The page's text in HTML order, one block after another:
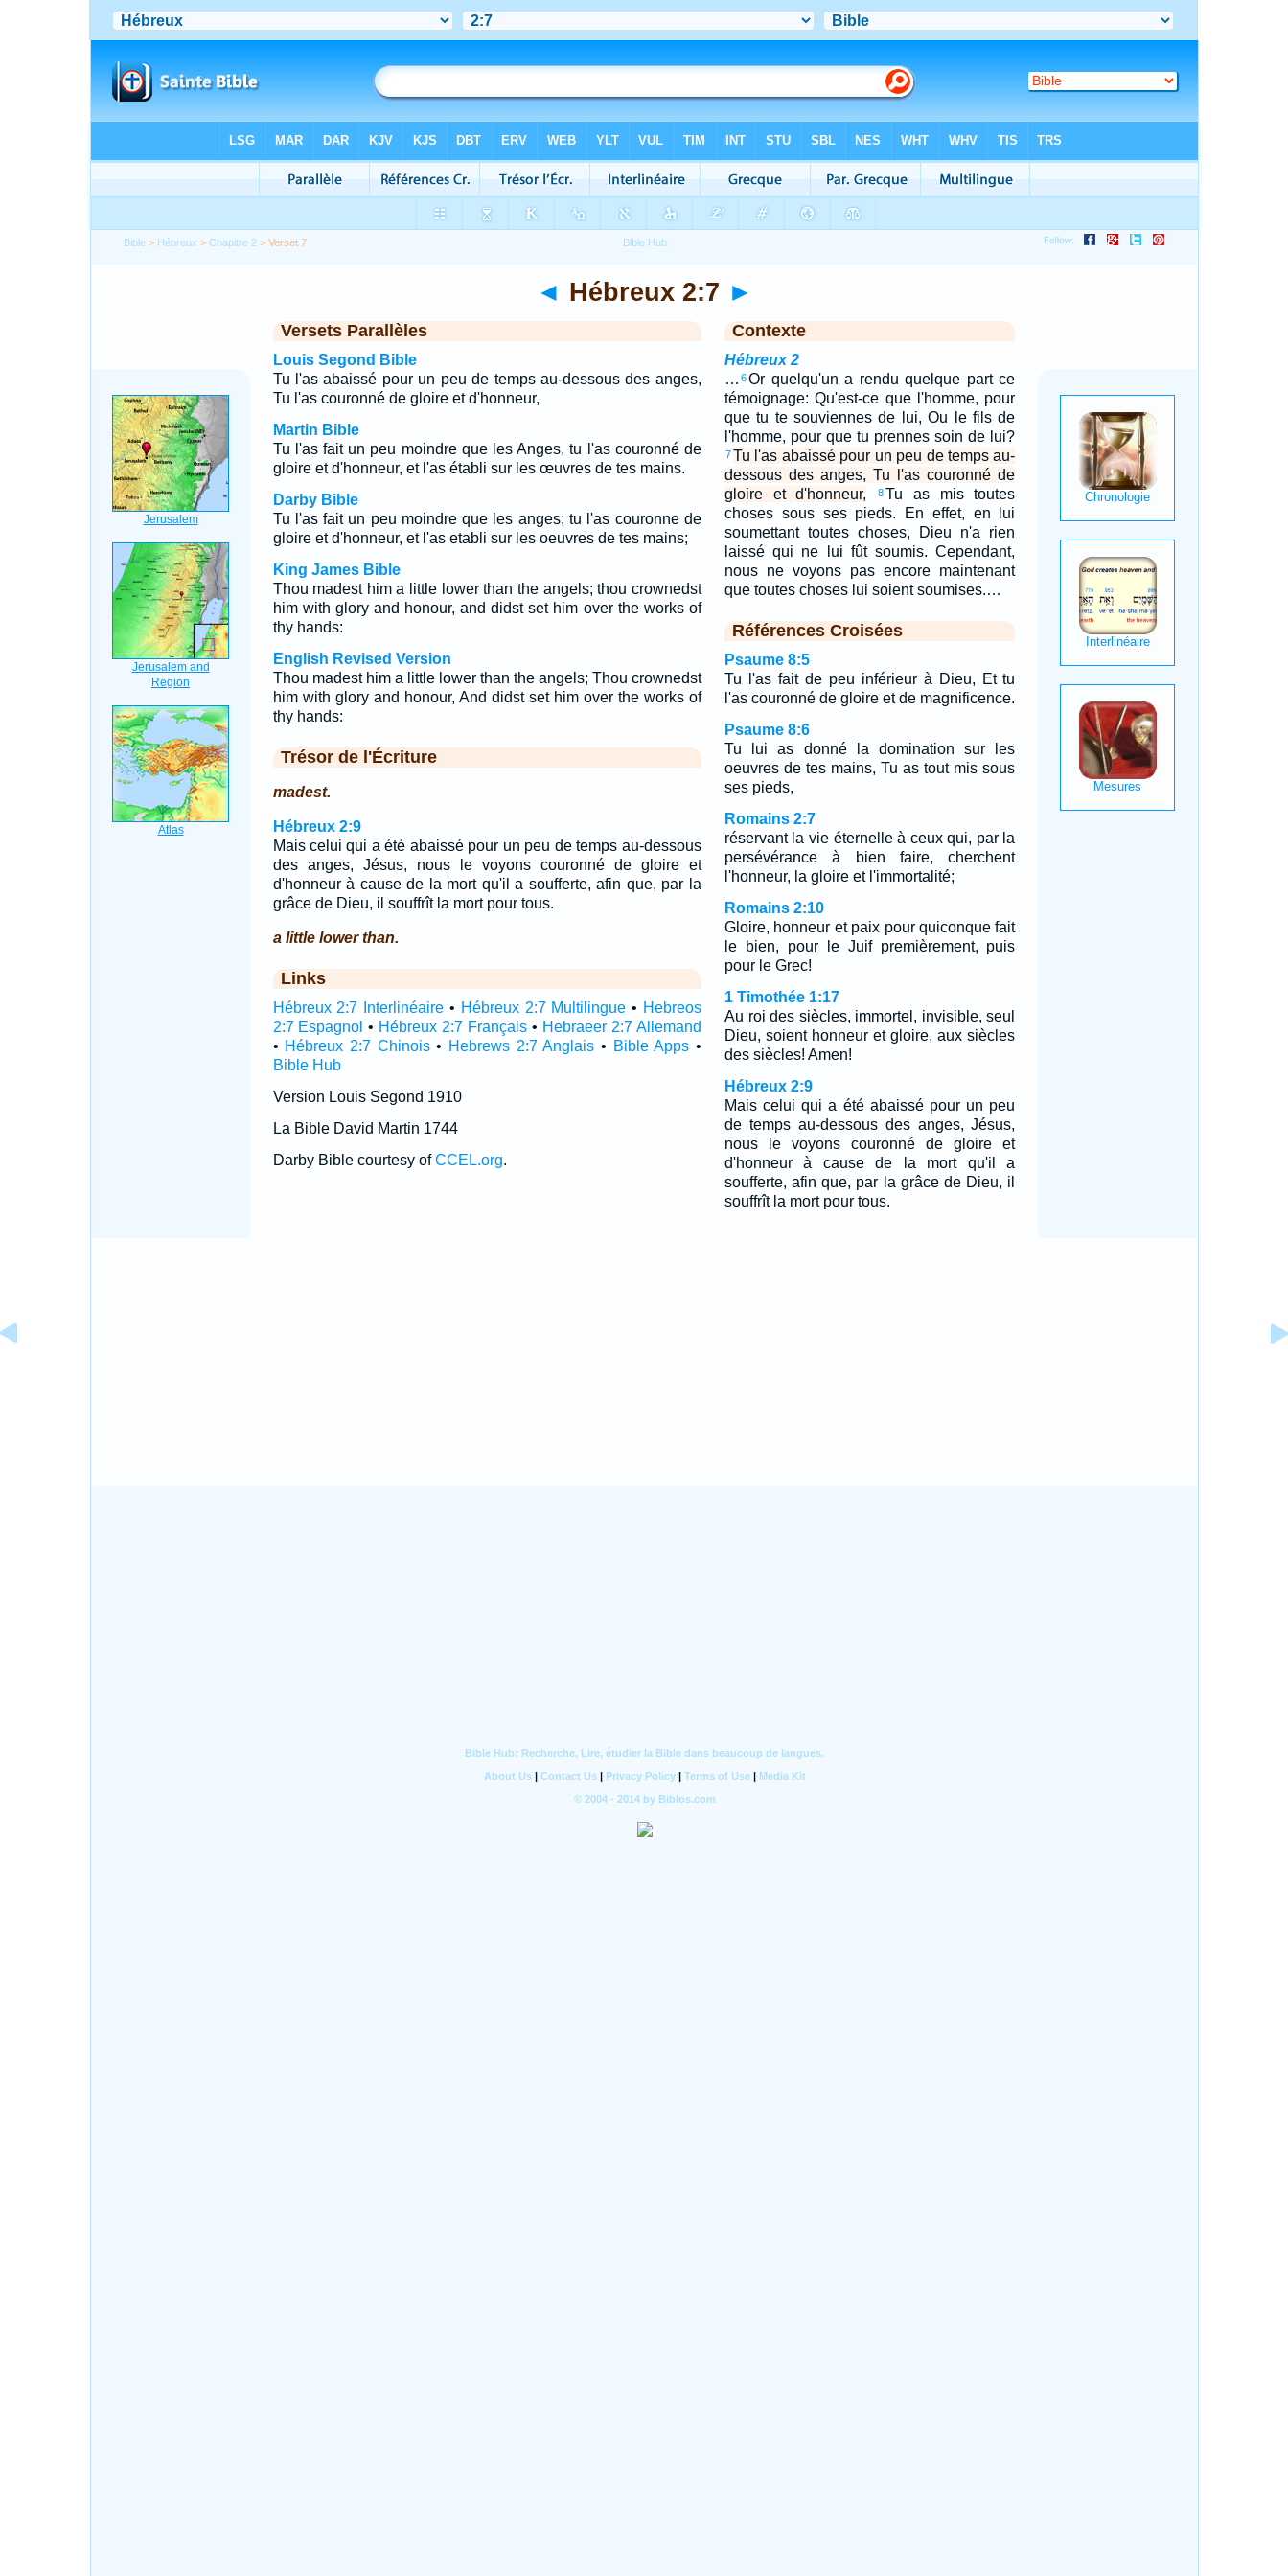
Bible > Hébreux >Chapitre 2 > Verset 7
◄ Hébreux 2:7 ►
Versets Parallèles
Louis Segond Bible
Tu l'as abaissé pour un peu de temps au-dessous des anges,
Tu l'as couronné de gloire et d'honneur,
Martin Bible
Tu l'as fait un peu moindre que les Anges, tu l'as couronné de
gloire et d'honneur, et l'as établi sur les œuvres de tes mains.
Darby Bible
Tu l'as fait un peu moindre que les anges; tu l'as couronne de
gloire et d'honneur, et l'as etabli sur les oeuvres de tes mains;
King James Bible
Thou madest him a little lower than the angels; thou crownedst
him with glory and honour, and didst set him over the works of
thy hands:
English Revised Version
Thou madest him a little lower than the angels; Thou crownedst
him with glory and honour, And didst set him over the works of
thy hands:
Trésor de l'Écriture
madest.
Hébreux 2:9
Mais celui qui a été abaissé pour un peu de temps au-dessous
des anges, Jésus, nous le voyons couronné de gloire et
d'honneur à cause de la mort qu'il a soufferte, afin que, par la
grâce de Dieu, il souffrît la mort pour tous.
a little lower than.
Links
Hébreux 2:7 Interlinéaire • Hébreux 2:7 Multilingue • Hebreos
2:7 Espagnol • Hébreux 2:7 Français • Hebraeer 2:7 Allemand
• Hébreux 2:7 Chinois• Hebrews 2:7 Anglais • Bible Apps •
Bible Hub
Version Louis Segond 1910
La Bible David Martin 1744
Darby Bible courtesy ofCCEL.org.
Contexte
Hébreux 2
… 6Or quelqu'un a rendu quelque part ce
témoignage: Qu'est-ce que l'homme, pour
que tu te souviennes de lui, Ou le fils de
l'homme, pour que tu prennes soin de lui?
7Tu l'as abaissé pour un peu de temps au-
dessous des anges, Tu l'as couronné de
gloire et d'honneur,
8Tu as mis toutes
choses sous ses pieds. En effet, en lui
soumettant toutes choses, Dieu n'a rien
laissé qui ne lui fût soumis. Cependant,
nous ne voyons pas encore maintenant
que toutes choses lui soient soumises.…
Références Croisées
Psaume 8:5
Tu l'as fait de peu inférieur à Dieu, Et tu
l'as couronné de gloire et de magnificence.
Psaume 8:6
Tu lui as donné la domination sur les
oeuvres de tes mains, Tu as tout mis sous
ses pieds,
Romains 2:7
réservant la vie éternelle à ceux qui, par la
persévérance à bien faire, cherchent
l'honneur, la gloire et l'immortalité;
Romains 2:10
Gloire, honneur et paix pour quiconque fait
le bien, pour le Juif premièrement, puis
pour le Grec!
1 Timothée 1:17
Au roi des siècles, immortel, invisible, seul
Dieu, soient honneur et gloire, aux siècles
des siècles! Amen!
Hébreux 2:9
Mais celui qui a été abaissé pour un peu
de temps au-dessous des anges, Jésus,
nous le voyons couronné de gloire et
d'honneur à cause de la mort qu'il a
soufferte, afin que, par la grâce de Dieu, il
souffrît la mort pour tous.